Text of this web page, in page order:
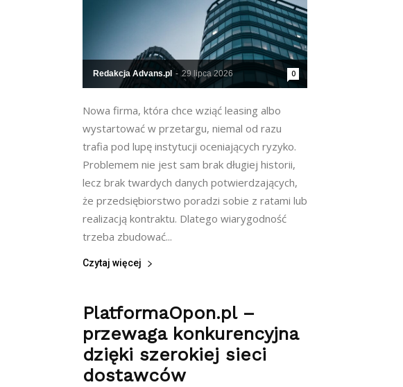
Redakcja Advans.pl - 29 lipca 2026 0
Nowa firma, która chce wziąć leasing albo
wystartować w przetargu, niemal od razu
trafia pod lupę instytucji oceniających ryzyko.
Problemem nie jest sam brak długiej historii,
lecz brak twardych danych potwierdzających,
że przedsiębiorstwo poradzi sobie z ratami lub
realizacją kontraktu. Dlatego wiarygodność
trzeba zbudować...
Czytaj więcej
PlatformaOpon.pl –
przewaga konkurencyjna
dzięki szerokiej sieci
dostawców